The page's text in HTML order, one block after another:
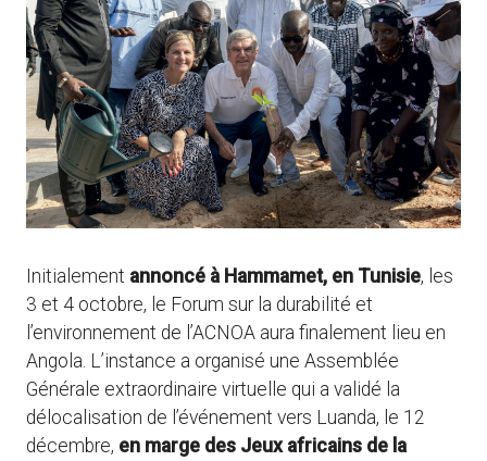
Initialement annoncé à Hammamet, en Tunisie, les
3 et 4 octobre, le Forum sur la durabilité et
l’environnement de l’ACNOA aura finalement lieu en
Angola. L’instance a organisé une Assemblée
Générale extraordinaire virtuelle qui a validé la
délocalisation de l’événement vers Luanda, le 12
décembre, en marge des Jeux africains de la